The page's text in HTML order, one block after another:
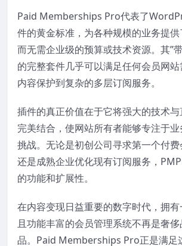
Paid Memberships Pro代表了
件的黄金标准，为各种规模的业务提供
而无需企业级的预算或技术资源。其”
的完整套件几乎可以满足任何会员网
内容保护到复杂的多层订阅服务。
插件的真正价值在于它将强大的技术
完美结合，使网站所有者能够专注于
挑战。无论是初创公司寻求第一个付费
还是成熟企业优化现有订阅服务，
的功能和扩展性。
在内容变现日益重要的数字时代，拥
且功能丰富的会员管理系统不再是奢
品。Paid Memberships Pro正是满足